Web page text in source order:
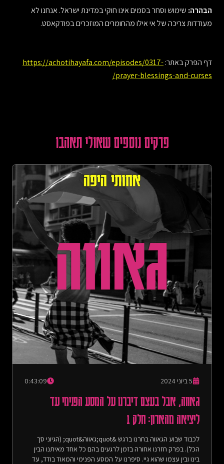
הבהרה: שימוש וסחר בסמים אינו חוקי במדינת ישראל. אנחנו לא
מעודדות צריכה של אי אילו מהחומרים המוזכרים בפודקאסט.
דף הפרק באתר:https://achotihayafa.com/episodes/0317-
prayer-blessings-and-curses/
פרקים נוספים שאולי תאהבו
5 ביוני 2024 0:43:09
גאווה, אבל בעצם דיברנו על המסע הפנימי עד
ליציאה מהארון: חלק 1
לכבוד שבוע הגאווה בחרנו ברגש &quot;גאווה&quot; (הגיוני סך
הכל). בפרק חזרנו אחורה בזמן לרגעים בהם כל אחד מאיתנו הבין
בינו ובין עצמו שהוא גיי. סיפרנו על המסע הפנימי והמאוד בודד, עד